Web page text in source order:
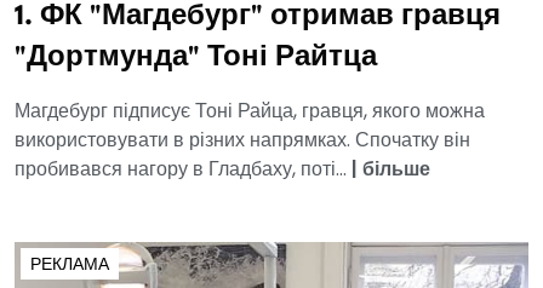
1. ФК "Магдебург" отримав гравця
"Дортмунда" Тоні Райтца
Магдебург підписує Тоні Райца, гравця, якого можна
використовувати в різних напрямках. Спочатку він
пробивався нагору в Гладбаху, поті... | більше
РЕКЛАМА